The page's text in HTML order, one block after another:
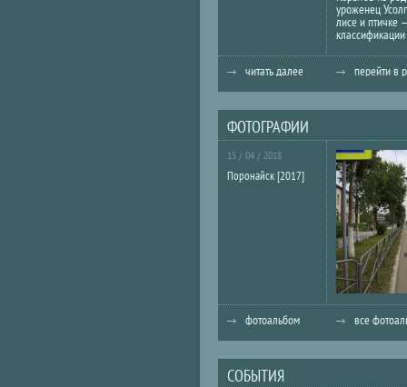
уроженец
лисе и птичке
читать далее перейти в
ФОТОГРАФИИ
15 / 04 / 2018
Поронайск [2017]
фотоальбом все
СОБЫТИЯ